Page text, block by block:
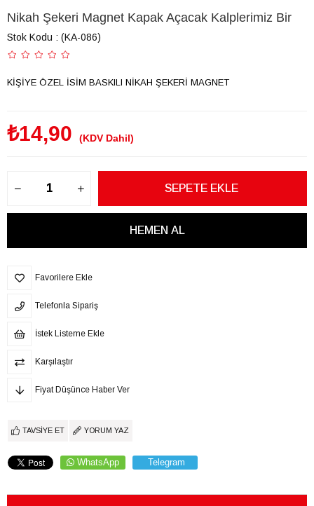
Nikah Şekeri Magnet Kapak Açacak Kalplerimiz Bir
Stok Kodu (KA-086)
KİŞİYE ÖZEL İSİM BASKILI NİKAH ŞEKERİ MAGNET
₺14,90 (KDV Dahil)
Favorilere Ekle
Telefonla Sipariş
İstek Listeme Ekle
Karşılaştır
Fiyat Düşünce Haber Ver
TAVSIYE ET YORUM YAZ
WhatsApp Telegram